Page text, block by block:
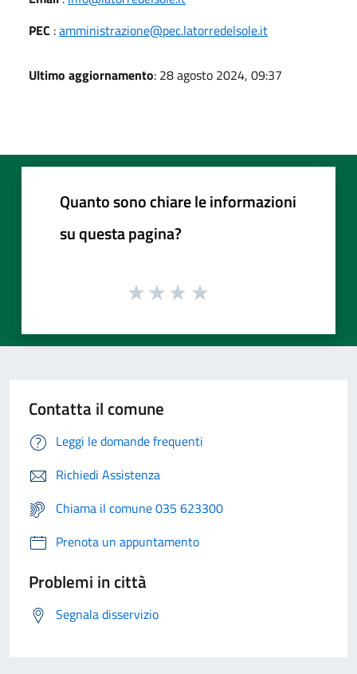
PEC :amministrazione@pec.latorredelsole.it
Ultimo aggiornamento: 28 agosto 2024, 09:37
Quanto sono chiare le informazioni
su questa pagina?
Contatta il comune
Leggi le domande frequenti
Richiedi Assistenza
Chiama il comune 035 623300
Prenota un appuntamento
Problemi in città
Segnala disservizio